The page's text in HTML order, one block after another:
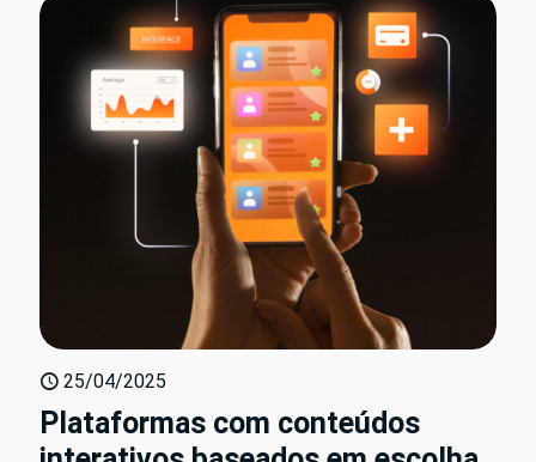
25/04/2025
Plataformas com conteúdos